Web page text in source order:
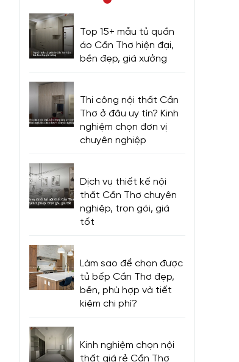
Top 15+ mẫu tủ quần
áo Cần Thơ hiện đại,
bền đẹp, giá xưởng
Thi công nội thất Cần
Thơ ở đâu uy tín? Kinh
nghiệm chọn đơn vị
chuyên nghiệp
Dịch vụ thiết kế nội
thất Cần Thơ chuyên
nghiệp, trọn gói, giá
tốt
Làm sao để chọn được
tủ bếp Cần Thơ đẹp,
bền, phù hợp và tiết
kiệm chi phí?
Kinh nghiệm chọn nội
thất giá rẻ Cần Thơ